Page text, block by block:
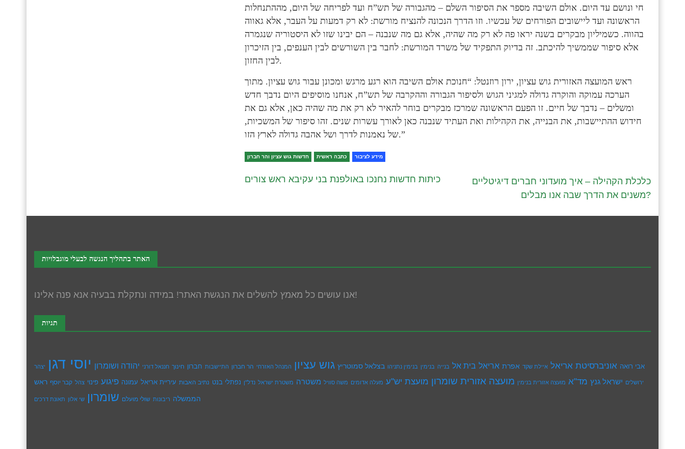
חי ונושם עד היום. אולם השיבה מספר את הסיפור השלם – מהגבורה של תש”ח ועד לפריחה של היום, מההתנחלות
הראשונה ועד ליישובים הפורחים של עכשיו. וזו הדרך הנכונה להנציח מורשת: לא רק דמעות על העבר, אלא גאווה
בהווה. כשמיליון מבקרים בשנה יראו פה לא רק מה שהיה, אלא גם מה שנבנה – הם יבינו שזו לא היסטוריה שנגמרה
אלא סיפור שממשיך להיכתב. זה בדיוק התפקיד של משרד המורשת: לחבר בין השורשים לבין הענפים, בין הזיכרון
לבין החזון.
ראש המועצה האזורית גוש עציון, ירון רוזנטל: “חנוכת אולם השיבה הוא רגע מרגש ומכונן עבור גוש עציון. מתוך
הערכה עמוקה והוקרה גדולה למגיני הגוש ולסיפור הגבורה וההקרבה של תש”ח, אנחנו מוסיפים היום נדבך חדש
ומשלים – נדבך של חיים. זו הפעם הראשונה שמרכז מבקרים בוחר להאיר לא רק את מה שהיה כאן, אלא גם את
חידוש ההתיישבות, את הבנייה, את הקהילות ואת העתיד שנבנה כאן לאורך עשרות שנים. זהו סיפור של המשכיות,
של נאמנות לדרך ושל אהבה גדולה לארץ הזו.”
חדשות גוש עציון והר חברון כתבה ראשית מידע לציבור
כיתות חדשות נחנכו באולפנת בני עקיבא ראש צורים
כלכלת הקהילה – איך מועדוני חברים דיגיטליים
משנים את הדרך שבה אנו מבלים?
האתר בתהליך הנגשה לבעלי מוגבלויות
אנו עושים כל מאמץ להשלים את הנגשת האתר! במידה ונתקלת בבעיה אנא פנה אלינו!
תגיות
אבי רואה אוניברסיטת אריאל איילת שקד אפרת אריאל בית אל בנייה בנימין בנימין נתניהו בצלאל סמוטריץ גוש עציון המנהל האזרחי הר חברון התיישבות חברון חינוך חננאל דורני יהודה ושומרון יוסי דגן יצהר
ירושלים ישראל גנץ מד"א מועצה אזורית בנימין מועצה אזורית שומרון מועצת יש''ע מעלה אדומים משה סוויל משטרה משטרת ישראל נדל''ן נפתלי בנט נתיב האבות עיריית אריאל עמונה פיגוע פינוי צהל קבר יוסף ראש
הממשלה ריבונות שולי מועלם שומרון שי אלון תאונת דרכים